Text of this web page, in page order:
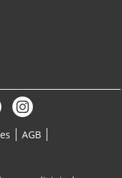
AGB